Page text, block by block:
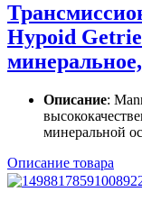
Hypoid
Описание:
минеральной
Описание товара